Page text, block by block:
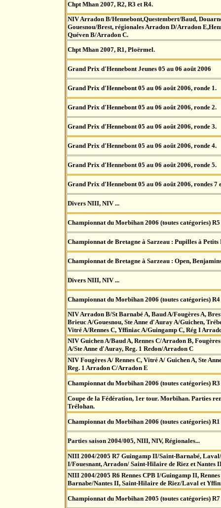
Chpt Mhan 2007, R2, R3 et R4.
NIV Arradon B/Hennebont,Questembert/Baud,
Gouesnou/Brest, régionales Arradon D/Arradon
Quéven B/Arradon C.
Chpt Mhan 2007, R1, Ploërmel.
Grand Prix d'Hennebont Jeunes 05 au 06 août 2006
Grand Prix d'Hennebont 05 au 06 août 2006, ronde 1.
Grand Prix d'Hennebont 05 au 06 août 2006, ronde 2.
Grand Prix d'Hennebont 05 au 06 août 2006, ronde 3.
Grand Prix d'Hennebont 05 au 06 août 2006, ronde 4.
Grand Prix d'Hennebont 05 au 06 août 2006, ronde 5.
Grand Prix d'Hennebont 05 au 06 août 2006, rondes 7
Divers NIII, NIV ...
Championnat du Morbihan 2006 (toutes catégories) R5
Championnat de Bretagne à Sarzeau : Pupilles à Petits
Championnat de Bretagne à Sarzeau : Open,
Divers NIII, NIV ...
Championnat du Morbihan 2006 (toutes catégories) R4
NIV Arradon B/St Barnabé A, Baud A/Fougères A,
Brieuc A/Gouesnou, Ste Anne d'Auray A/Guichen,
Vitré A/Rennes C, Yffiniac A/Guingamp C, Rég I
NIV Guichen A/Baud A, Rennes C/Arradon B,
A/Ste Anne d'Auray, Reg. 1 Redon/Arradon C
NIV Fougères A/ Rennes C, Vitré A/ Guichen A, Ste
Reg. 1 Arradon C/Arradon E
Championnat du Morbihan 2006 (toutes catégories) R3
Coupe de la Fédération, 1er tour. Morbihan. Parties
Trélohan.
Championnat du Morbihan 2006 (toutes catégories) R1
Parties saison 2004/005, NIII, NIV, Régionales...
NIII 2004/2005 R7 Guingamp II/Saint-Barnabé,
I/Fouesnant, Arradon/ Saint-Hilaire de Riez et Nantes
NIII 2004/2005 R6 Rennes CPB I/Guingamp II,
Barnabe/Nantes II, Saint-Hilaire de Riez/Laval et
Championnat du Morbihan 2005 (toutes catégories) R7